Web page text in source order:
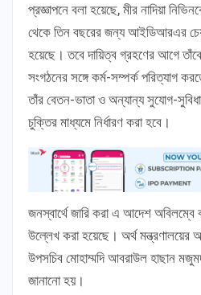
প্রজ্ঞাপনে বলা হয়েছে, মীর নাদিয়া
থেকে তিন বছরের জন্য আইডিআরএর
হয়েছে। তবে দায়িত্ব গ্রহণের আগে
সংগঠনের সঙ্গে কর্ম-সম্পর্ক পরিত্যাগ
তাঁর বেতন-ভাতা ও অন্যান্য সুযোগ-সুবিধা
চুক্তির মাধ্যমে নির্ধারণ করা হবে।
জনস্বার্থে জারি করা এ আদেশ অবিলম্বে
উল্লেখ করা হয়েছে। অর্থ মন্ত্রণালয়ের
উপসচিব মোহাম্মদি আবরাউল হাছান
জানানো হয়।